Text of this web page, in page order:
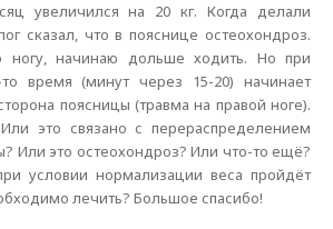
увеличился на 20 кг. Когда делали
сказал, что в пояснице остеохондроз.
ногу, начинаю дольше ходить. Но при
время (минут через 15-20) начинает
поясницы (травма на правой ноге).
это связано с перераспределением
Или это остеохондроз? Или что-то ещё?
условии нормализации веса пройдёт
лечить? Большое спасибо!